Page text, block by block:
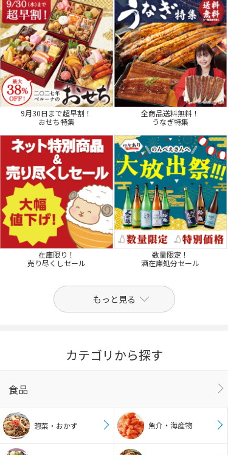
9月30日まで超早割！
おせち特集
全商品送料無料！
うなぎ特集
在庫限り！
売り尽くしセール
数量限定！
酒在庫処分セール
もっと見る
カテゴリから探す
食品
惣菜・おかず 魚介・海産物